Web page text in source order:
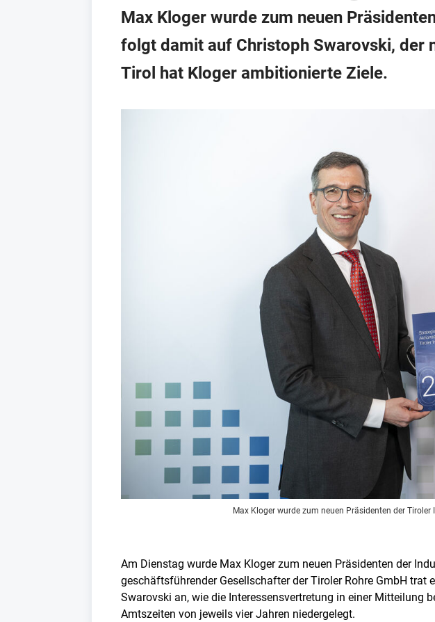
Max Kloger wurde zum neuen
folgt damit auf Christoph Swarovski, der
Tirol hat Kloger ambitionierte Ziele.
Max Kloger wurde zum neuen Präsidenten der
Am Dienstag wurde Max Kloger zum neuen Präsidenten der
geschäftsführender Gesellschafter der Tiroler Rohre GmbH
Swarovski an, wie die Interessensvertretung in einer Mitteilung
Amtszeiten von jeweils vier Jahren niedergelegt.